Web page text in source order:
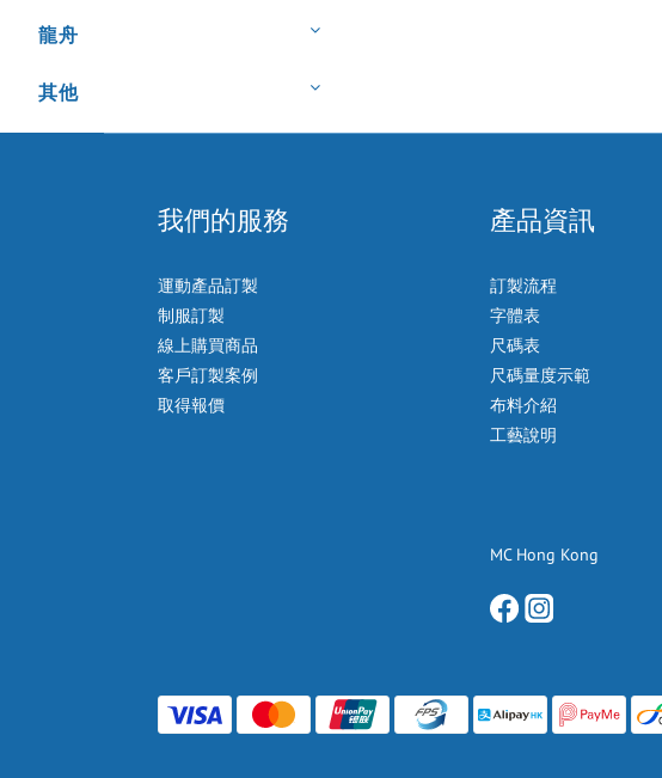
龍舟
其他
我們的服務
運動產品訂製
制服訂製
線上購買商品
客戶訂製案例
取得報價
產品資訊
訂製流程
字體表
尺碼表
尺碼量度示範
布料介紹
工藝說明
MC Hong Kong